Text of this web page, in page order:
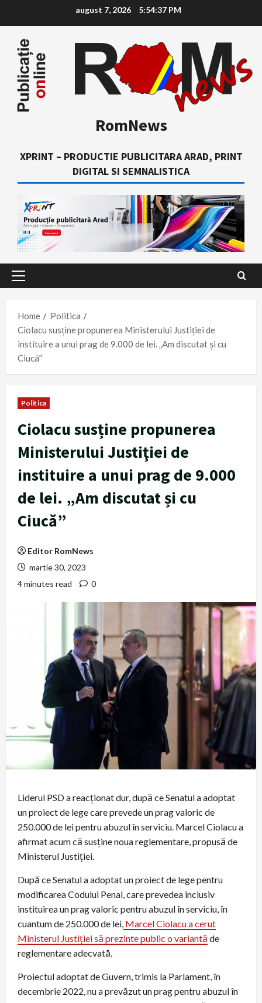
content
august 7, 2026 5:54:38 PM
RomNews
XPRINT – PRODUCTIE PUBLICITARA ARAD, PRINT
DIGITAL SI SEMNALISTICA
Primary
Home
Politica
Ciolacu susține propunerea Ministerului Justiţiei de
instituire a unui prag de 9.000 de lei. „Am discutat și cu
Ciucă”
Politica
Ciolacu susține propunerea
Ministerului Justiţiei de
instituire a unui prag de 9.000
de lei. „Am discutat și cu
Ciucă”
Editor RomNews
martie 30, 2023
4 minutes read
0
Liderul PSD a reacționat dur, după ce Senatul a adoptat
un proiect de lege care prevede un prag valoric de
250.000 de lei pentru abuzul în serviciu. Marcel Ciolacu a
afirmat acum că susține noua reglementare, propusă de
Ministerul Justiției.
După ce Senatul a adoptat un proiect de lege pentru
modificarea Codului Penal, care prevedea inclusiv
instituirea un prag valoric pentru abuzul în serviciu, în
cuantum de 250.000 de lei, Marcel Ciolacu a cerut
Ministerul Justiţiei să prezinte public o variantă de
reglementare adecvată.
Proiectul adoptat de Guvern, trimis la Parlament, în
decembrie 2022, nu a prevăzut un prag pentru abuzul în